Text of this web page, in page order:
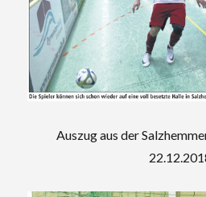
Auszug aus der